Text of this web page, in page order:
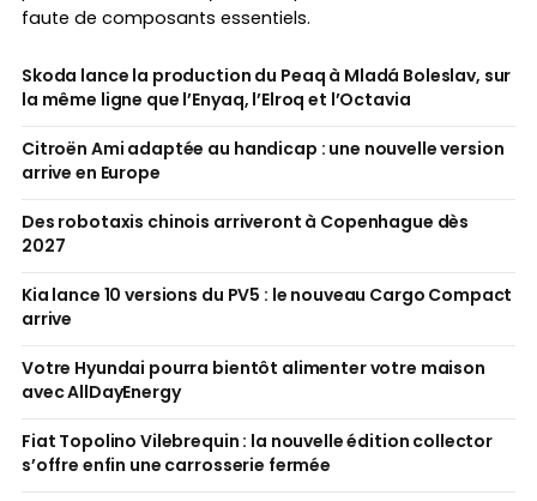
faute de composants essentiels.
Skoda lance la production du Peaq à Mladá Boleslav, sur
la même ligne que l’Enyaq, l’Elroq et l’Octavia
Citroën Ami adaptée au handicap : une nouvelle version
arrive en Europe
Des robotaxis chinois arriveront à Copenhague dès
2027
Kia lance 10 versions du PV5 : le nouveau Cargo Compact
arrive
Votre Hyundai pourra bientôt alimenter votre maison
avec AllDayEnergy
Fiat Topolino Vilebrequin : la nouvelle édition collector
s’offre enfin une carrosserie fermée